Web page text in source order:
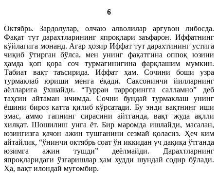
6
Октябрь. Зардолулар, олчаю алволилар арғувон либосда.
Фақат тут дарахтларининг япроқлари заъфарон. Иффатнинг
кўйлагига монанд. Агар ҳозир Иффат тут дарахтининг устига
чиқиб ўтирган бўлса, мен унинг фақатгина оппоқ юзини
ҳамда қоп қора соч турмагинигина фарқлашим мумкин.
Табиат вақт таъсирида. Иффат ҳам. Сочини боши узра
турмаклаб юриши менга ёқади. Саксонинчи йилларнинг
аёлларига ўхшайди. “Турраи таррорингга салламно” деб
таҳсин айтаман ичимда. Сочни бундай турмаклаш унинг
ёшини бироз катта қилиб кўрсатади. Бу энди вақтнинг иши
эмас, аммо гапнинг сирасини айтганда, вақт жуда ақлли
хилқат. Шошилиш унга ёт. Бир маромда ишлайди, масалан,
юзингизга қачон ажин тушганини сезмай қоласиз. Ҳеч ким
айтайлик, “ўнинчи октябрь соат ўн иккидан уч дақиқа ўтганда
юзимга ажин тушди” деёлмайди. Дарахтларнинг
япроқларидаги ўзгаришлар ҳам худди шундай содир бўлади.
Ҳа, вақт илондай муғомбир.